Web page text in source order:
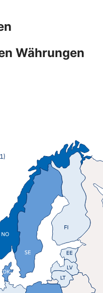
Währungen